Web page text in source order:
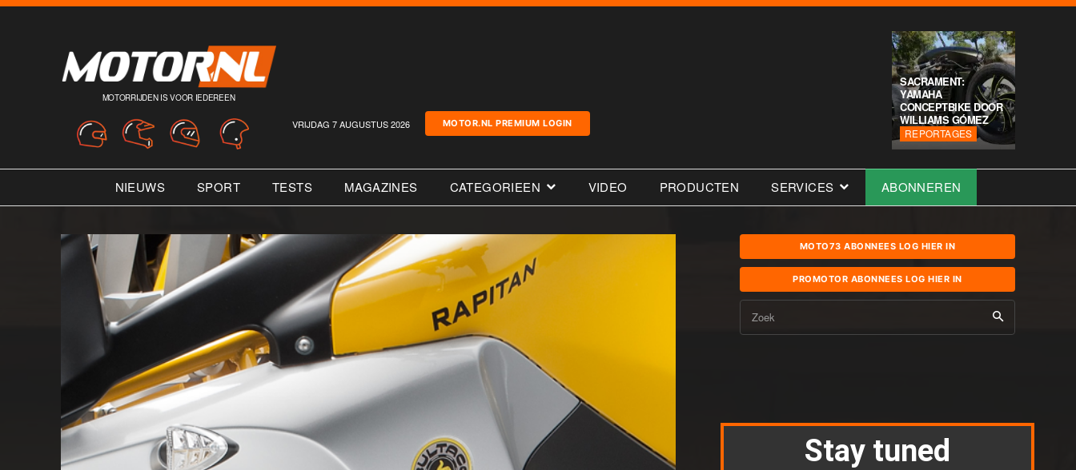
MOTORRIJDEN IS VOOR IEDEREEN
VRIJDAG 7 AUGUSTUS 2026 MOTOR.NL PREMIUM LOGIN
SACRAMENT:
YAMAHA
CONCEPTBIKE DOOR
WILLIAMS GÓMEZ
REPORTAGES
NIEUWS SPORT TESTS MAGAZINES CATEGORIEEN VIDEO PRODUCTEN SERVICES ABONNEREN
MOTO73 ABONNEES LOG HIER IN
PROMOTOR ABONNEES LOG HIER IN
Zoek
Stay tuned